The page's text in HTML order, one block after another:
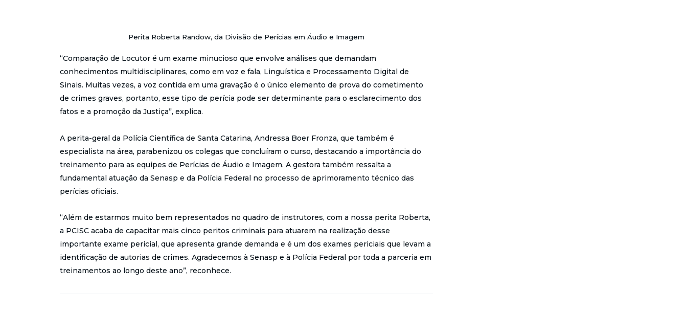
Perita Roberta Randow, da Divisão de Perícias em Áudio e Imagem
“Comparação de Locutor é um exame minucioso que envolve análises que demandam
conhecimentos multidisciplinares, como em voz e fala, Linguística e Processamento Digital de
Sinais. Muitas vezes, a voz contida em uma gravação é o único elemento de prova do cometimento
de crimes graves, portanto, esse tipo de perícia pode ser determinante para o esclarecimento dos
fatos e a promoção da Justiça”, explica.
A perita-geral da Polícia Científica de Santa Catarina, Andressa Boer Fronza, que também é
especialista na área, parabenizou os colegas que concluíram o curso, destacando a importância do
treinamento para as equipes de Perícias de Áudio e Imagem. A gestora também ressalta a
fundamental atuação da Senasp e da Polícia Federal no processo de aprimoramento técnico das
perícias oficiais.
“Além de estarmos muito bem representados no quadro de instrutores, com a nossa perita Roberta,
a PCISC acaba de capacitar mais cinco peritos criminais para atuarem na realização desse
importante exame pericial, que apresenta grande demanda e é um dos exames periciais que levam a
identificação de autorias de crimes. Agradecemos à Senasp e à Polícia Federal por toda a parceria em
treinamentos ao longo deste ano”, reconhece.